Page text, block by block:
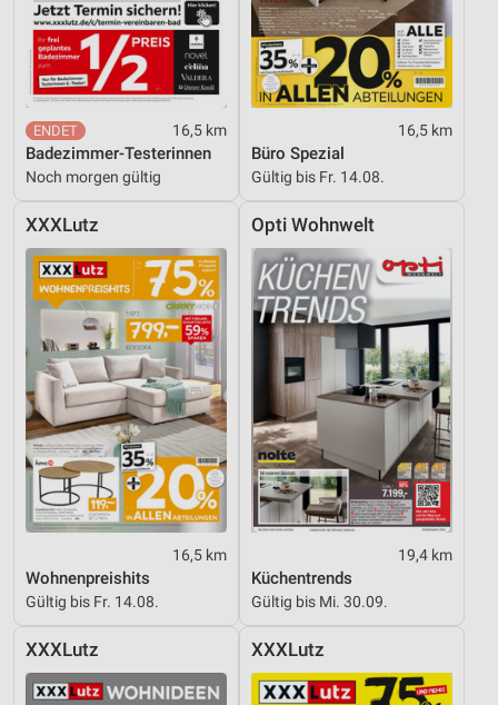
16,5 km
Badezimmer-Testerinnen
Noch morgen gültig
16,5 km
Büro Spezial
Gültig bis Fr. 14.08.
XXXLutz
16,5 km
Wohnenpreishits
Gültig bis Fr. 14.08.
Opti Wohnwelt
19,4 km
Küchentrends
Gültig bis Mi. 30.09.
XXXLutz XXXLutz